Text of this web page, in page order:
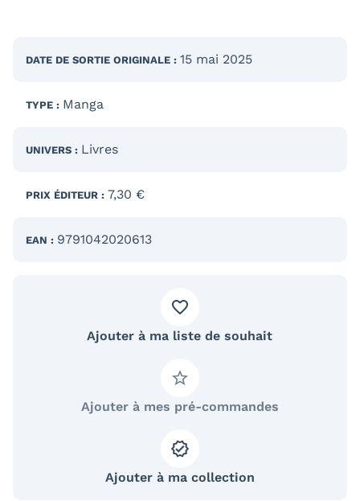
DATE DE SORTIE ORIGINALE : 15 mai 2025
TYPE : Manga
UNIVERS : Livres
PRIX ÉDITEUR : 7,30 €
EAN : 9791042020613
Ajouter à ma liste de souhait
Ajouter à mes pré-commandes
Ajouter à ma collection